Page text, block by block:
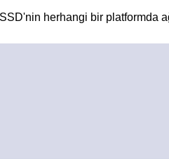
herhangi bir platformda